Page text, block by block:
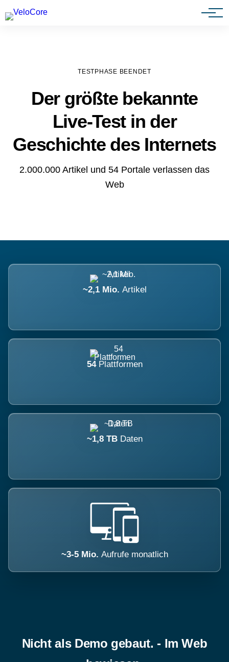
Agenturen & Webdesigner
TESTPHASE BEENDET
Der größte bekannte
Live-Test in der
Geschichte des Internets
2.000.000 Artikel und 54 Portale verlassen das
Web
~2,1 Mio. Artikel
54 Plattformen
~1,8 TB Daten
~3-5 Mio. Aufrufe monatlich
Nicht als Demo gebaut. - Im Web